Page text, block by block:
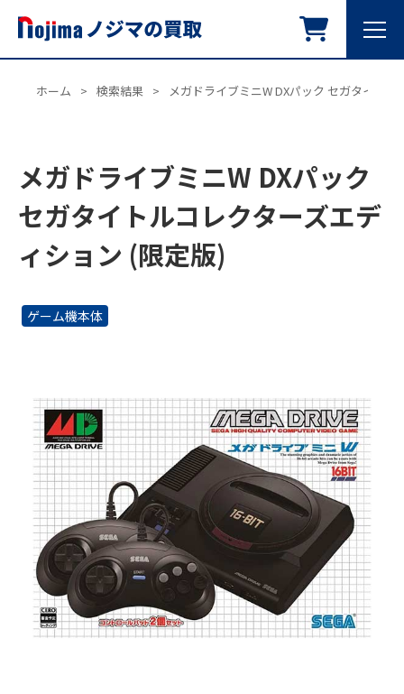
ホーム > 検索結果 > メガドライブミニW DXパック セガタイト
メガドライブミニW DXパック
セガタイトルコレクターズエデ
ィション (限定版)
ゲーム機本体